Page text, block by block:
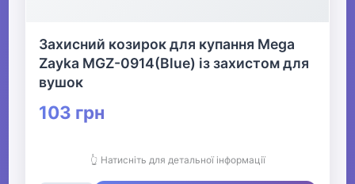
Захисний козирок для купання Mega
Zayka MGZ-0914(Blue) із захистом для
вушок
103 грн
👆 Натисніть для детальної інформації